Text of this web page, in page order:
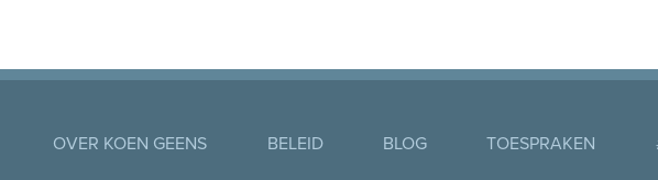
OVER KOEN GEENS BELEID BLOG TOESPRAKEN